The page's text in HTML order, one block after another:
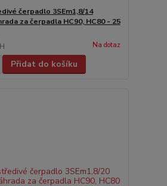
čerpadlo 3SEm1,8/14
za čerpadla HC90, HC80 - 25
Na dotaz
Přidat do košíku